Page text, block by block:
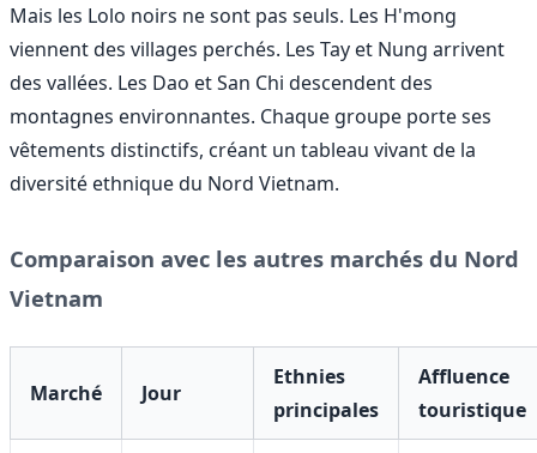
Mais les Lolo noirs ne sont pas seuls. Les H'mong
viennent des villages perchés. Les Tay et Nung arrivent
des vallées. Les Dao et San Chi descendent des
montagnes environnantes. Chaque groupe porte ses
vêtements distinctifs, créant un tableau vivant de la
diversité ethnique du Nord Vietnam.
Comparaison avec les autres marchés du Nord
Vietnam
Marché Jour
Ethnies
principales
Affluence
touristique